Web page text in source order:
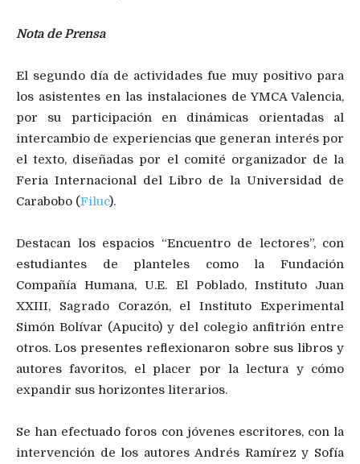
Nota de Prensa
El segundo día de actividades fue muy positivo para
los asistentes en las instalaciones de YMCA Valencia,
por su participación en dinámicas orientadas al
intercambio de experiencias que generan interés por
el texto, diseñadas por el comité organizador de la
Feria Internacional del Libro de la Universidad de
Carabobo (Filuc).
Destacan los espacios “Encuentro de lectores”, con
estudiantes de planteles como la Fundación
Compañía Humana, U.E. El Poblado, Instituto Juan
XXIII, Sagrado Corazón, el Instituto Experimental
Simón Bolívar (Apucito) y del colegio anfitrión entre
otros. Los presentes reflexionaron sobre sus libros y
autores favoritos, el placer por la lectura y cómo
expandir sus horizontes literarios.
Se han efectuado foros con jóvenes escritores, con la
intervención de los autores Andrés Ramírez y Sofía